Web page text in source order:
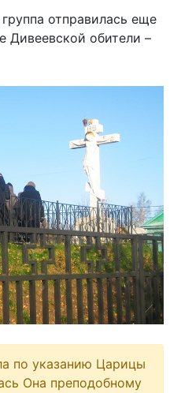
отправилась еще
Дивеевской обители –
по указанию Царицы
Она преподобному